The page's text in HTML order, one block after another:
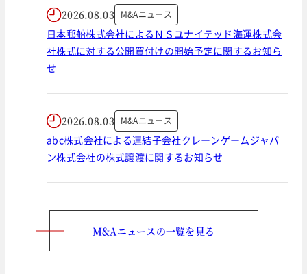
2026.08.03 M&Aニュース
日本郵船株式会社によるＮＳユナイテッド海運株式会
社株式に対する公開買付けの開始予定に関するお知ら
せ
2026.08.03 M&Aニュース
abc株式会社による連結子会社クレーンゲームジャパ
ン株式会社の株式譲渡に関するお知らせ
M&Aニュースの一覧を見る